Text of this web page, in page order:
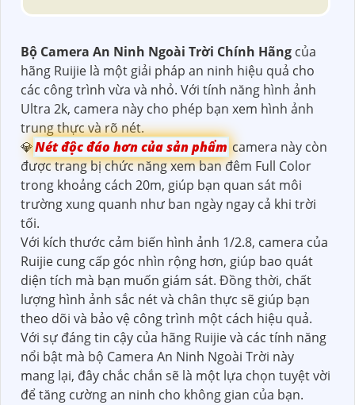
Bộ Camera An Ninh Ngoài Trời Chính Hãng của
hãng Ruijie là một giải pháp an ninh hiệu quả cho
các công trình vừa và nhỏ. Với tính năng hình ảnh
Ultra 2k, camera này cho phép bạn xem hình ảnh
trung thực và rõ nét.
💎Nét độc đáo hơn của sản phẩm camera này còn
được trang bị chức năng xem ban đêm Full Color
trong khoảng cách 20m, giúp bạn quan sát môi
trường xung quanh như ban ngày ngay cả khi trời
tối.
Với kích thước cảm biến hình ảnh 1/2.8, camera của
Ruijie cung cấp góc nhìn rộng hơn, giúp bao quát
diện tích mà bạn muốn giám sát. Đồng thời, chất
lượng hình ảnh sắc nét và chân thực sẽ giúp bạn
theo dõi và bảo vệ công trình một cách hiệu quả.
Với sự đáng tin cậy của hãng Ruijie và các tính năng
nổi bật mà bộ Camera An Ninh Ngoài Trời này
mang lại, đây chắc chắn sẽ là một lựa chọn tuyệt vời
để tăng cường an ninh cho không gian của bạn.